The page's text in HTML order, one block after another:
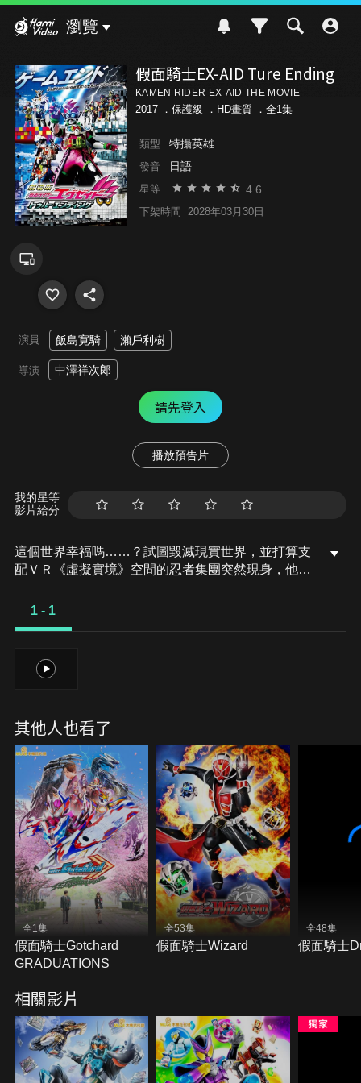
瀏覽
假面騎士EX-AID Ture Ending
KAMEN RIDER EX-AID THE MOVIE
2017 ． 保護級 ．HD畫質 ．全1集
類型 特攝英雄
發音 日語
星等 4.6
下架時間 2028年03月30日
演員 飯島寛騎 瀨戶利樹
導演 中澤祥次郎
請先登入
播放預告片
我的星等
影片給分
這個世界幸福嗎……？試圖毀滅現實世界，並打算支
配ＶＲ《虛擬實境》空間的忍者集團突然現身，他們
堂」。「即將消失的渺小生命」「忍者假面騎士」
的最終頭目」──永夢一行人打倒了陸續襲擊而來的
衝擊，究竟他們能不能改變命運呢！？「醫療」和
種謎題，也和電視版系列篇章有緊密關聯，你能夠解
開所有謎題嗎？前往電影院體會前所未有的驚人發展
吧！
1 - 1
1
其他人也看了
全1集
假面騎士Gotchard
GRADUATIONS
全53集
假面騎士Wizard
全48集
假面騎士
相關影片